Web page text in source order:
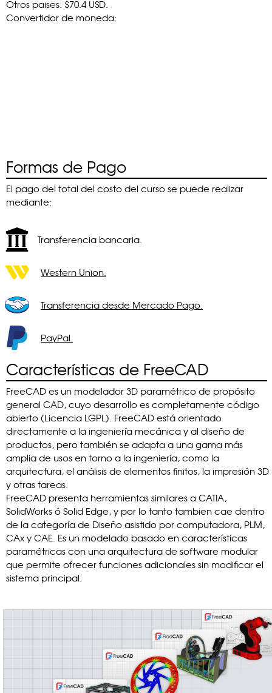
Otros paises: $70.4 USD.
Convertidor de moneda:
Formas de Pago
El pago del total del costo del curso se puede realizar
mediante:
Transferencia bancaria.
Western Union.
Transferencia desde Mercado Pago.
PayPal.
Características de FreeCAD
FreeCAD es un modelador 3D paramétrico de propósito
general CAD, cuyo desarrollo es completamente código
abierto (Licencia LGPL). FreeCAD está orientado
directamente a la ingeniería mecánica y al diseño de
productos, pero también se adapta a una gama más
amplia de usos en torno a la ingeniería, como la
arquitectura, el análisis de elementos finitos, la impresión 3D
y otras tareas.
FreeCAD presenta herramientas similares a CATIA,
SolidWorks ó Solid Edge, y por lo tanto tambien cae dentro
de la categoría de Diseño asistido por computadora, PLM,
CAx y CAE. Es un modelado basado en características
paramétricas con una arquitectura de software modular
que permite ofrecer funciones adicionales sin modificar el
sistema principal.